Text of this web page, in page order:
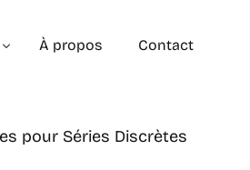
À propos Contact
pour Séries Discrètes